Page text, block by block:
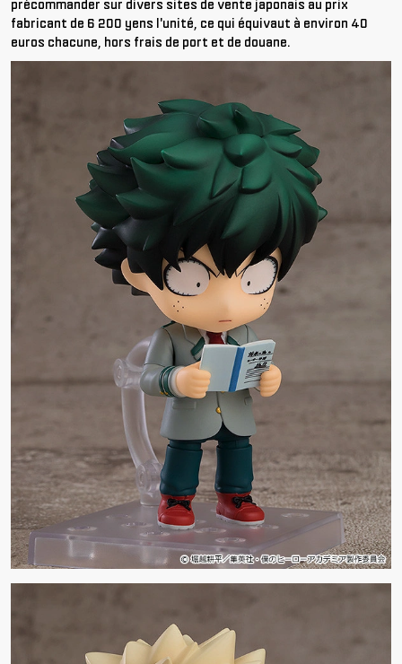
précommander sur divers sites de vente japonais au prix
fabricant de 6 200 yens l'unité, ce qui équivaut à environ 40
euros chacune, hors frais de port et de douane.